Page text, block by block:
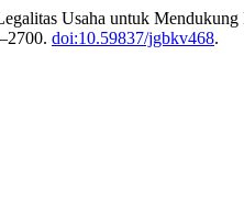
Usaha untuk
doi:10.59837/jgbkv468.